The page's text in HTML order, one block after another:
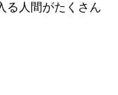
る人間がたくさん